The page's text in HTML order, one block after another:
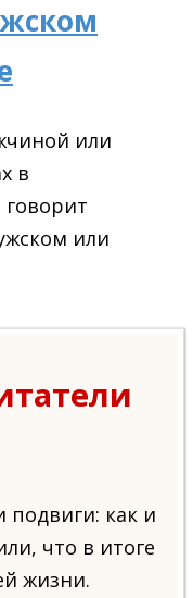
или
в
или
подвиги: как и
что в итоге
жизни.